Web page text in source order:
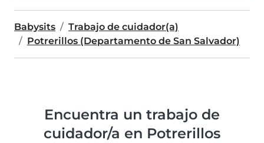
Babysits
Trabajo de cuidador(a)
Potrerillos (Departamento de San Salvador)
Encuentra un trabajo de
cuidador/a en Potrerillos